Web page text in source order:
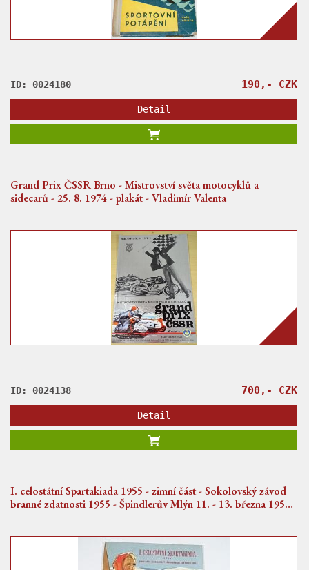
ID: 0024180 190,- CZK
Detail
Grand Prix ČSSR Brno - Mistrovství světa motocyklů a
sidecarů - 25. 8. 1974 - plakát - Vladimír Valenta
ID: 0024138 700,- CZK
Detail
I. celostátní Spartakiada 1955 - zimní část - Sokolovský závod
branné zdatnosti 1955 - Špindlerův Mlýn 11. - 13. března 1955 -